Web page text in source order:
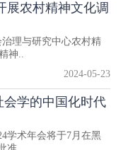
展农村精神文化调
理与研究中心农村精
神..
2024-05-23
学的中国化时代
学术年会将于7月在黑